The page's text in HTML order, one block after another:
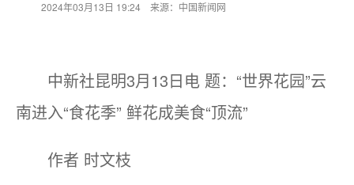
2024年03月13日 19:24 来源：中国新闻网
中新社昆明3月13日电 题：“世界花园”云
南进入“食花季” 鲜花成美食“顶流”
作者 时文枝